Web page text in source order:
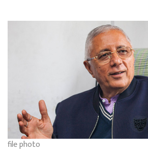
file photo